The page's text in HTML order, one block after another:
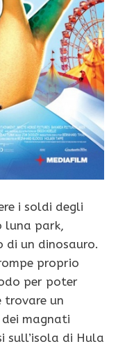
i soldi degli
luna park,
un dinosauro.
proprio
per poter
trovare un
dei magnati
sull’isola di Hula